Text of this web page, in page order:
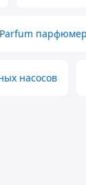
Parfum
насосов